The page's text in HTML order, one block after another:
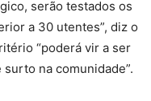
serão testados os
a 30 utentes”, diz o
“poderá vir a ser
na comunidade”.